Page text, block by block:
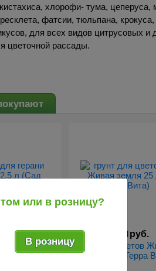
хлорофи- тума,
фатсии, тюльпана,
для всех видов цитрусовых и
цветочной рассады.
руб.
Герань
чудес)
.01руб.
Грунт для цветов
земля 25 л (Терра
или в розницу?
В розницу